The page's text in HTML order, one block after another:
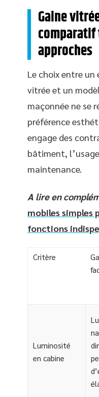
Gaine
comparatif
approches
Le choix entre un
vitrée et un
maçonnée ne se
préférence
engage des
bâtiment,
maintenance.
A lire en
mobiles simples
fonctions
Critère
Luminosité
en cabine